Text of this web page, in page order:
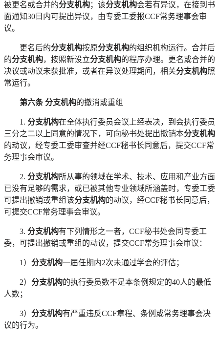
被更名或合并的分支机构；该分支机构会若有异议，在接到书
面通知30日内可提出异议，由专委工委报CCF常务理事会审
议。
更名后的分支机构按原分支机构的组织机构运行。合并后
的分支机构，按照新设立分支机构的程序办理。更名或合并的
决议或动议未获批准，或者在异议处理期间，相关分支机构照
常运行。
第六条 分支机构的撤消或重组
1. 分支机构在全体执行委员会议上经表决，到会执行委员
三分之二以上同意的情况下，可向秘书处提出撤销本分支机构
的动议，经专委工委审查并经CCF秘书长同意后，提交CCF常
务理事会审议。
2. 分支机构所从事的领域在学术、技术、应用和产业方面
已没有足够的需求，或已被其他专业领域所涵盖时，专委工委
可提出撤销或重组该分支机构的动议，经CCF秘书长同意后，
可提交CCF常务理事会审议。
3. 分支机构有下列情形之一者， CCF秘书处会同专委工
委，可提出撤销或重组的动议，提交CCF常务理事会审议：
1） 分支机构一届任期内2次未通过学会的评估；
2） 分支机构的执行委员数不足本条例规定的40人的最低
人数；
3） 分支机构有严重违反CCF章程、条例或常务理事会决
议的行为。